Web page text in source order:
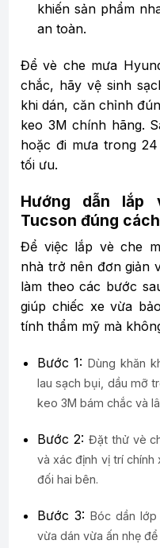
khiến sản phẩm
an toàn.
Để vè che mưa
chắc, hãy vệ sinh
khi dán, căn chỉnh
keo 3M chính hãng.
hoặc đi mưa trong
tối ưu.
Hướng dẫn lắp
Tucson đúng
Để việc lắp vè che
nhà trở nên đơn giản
làm theo các bước
giúp chiếc xe vừa
tính thẩm mỹ mà
Bước 1:Dùng khăn
lau sạch bụi, dầu mỡ
keo 3M bám chắc và
Bước 2: Đặt thử vè
và xác định vị trí
đối hai bên.
Bước 3: Bóc dần
vừa dán vừa ấn nhẹ